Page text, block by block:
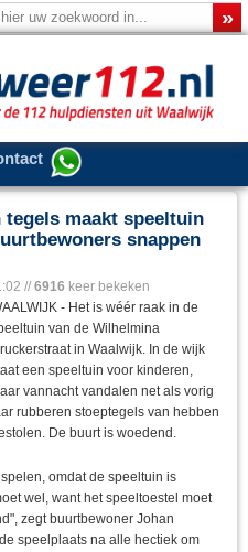
maakt speeltuin
snappen
// 6916 keer bekeken
- Het is wéér raak in de
van de Wilhelmina
in Waalwijk. In de wijk
een speeltuin voor kinderen,
vannacht vandalen net als vorig
rubberen stoeptegels van hebben
De buurt is woedend.
omdat de speeltuin is
wel, want het speeltoestel moet
zegt buurtbewoner Johan
speelplaats na alle hectiek om